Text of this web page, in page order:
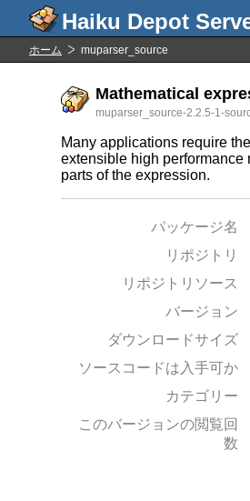
ホーム muparser_source
Mathematical
muparser_source-2.2.5-1-
Many applications require
extensible high performance
parts of the expression.
パッケージ名
リポジトリ
リポジトリソース
バージョン
ダウンロードサイズ
ソースコードは入手可か
カテゴリー
このバージョンの閲覧回
数